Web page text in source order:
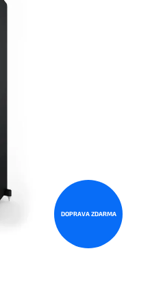
DOPRAVA ZDARMA